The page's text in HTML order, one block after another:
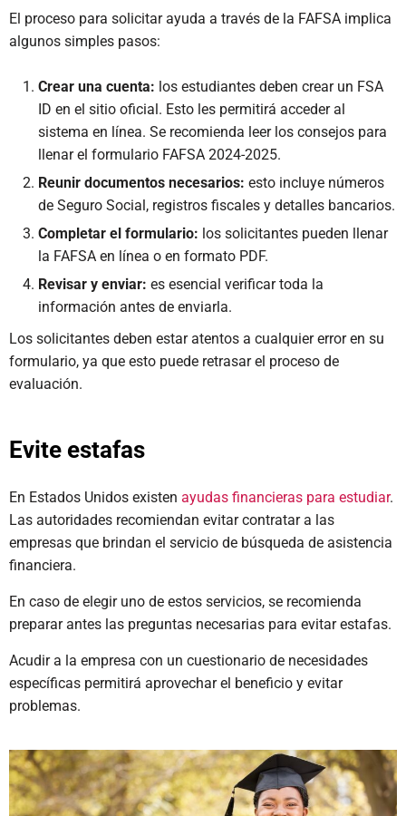
El proceso para solicitar ayuda a través de la FAFSA implica
algunos simples pasos:
Crear una cuenta: los estudiantes deben crear un FSA
ID en el sitio oficial. Esto les permitirá acceder al
sistema en línea. Se recomienda leer los consejos para
llenar el formulario FAFSA 2024-2025.
Reunir documentos necesarios: esto incluye números
de Seguro Social, registros fiscales y detalles bancarios.
Completar el formulario: los solicitantes pueden llenar
la FAFSA en línea o en formato PDF.
Revisar y enviar: es esencial verificar toda la
información antes de enviarla.
Los solicitantes deben estar atentos a cualquier error en su
formulario, ya que esto puede retrasar el proceso de
evaluación.
Evite estafas
En Estados Unidos existen ayudas financieras para estudiar.
Las autoridades recomiendan evitar contratar a las
empresas que brindan el servicio de búsqueda de asistencia
financiera.
En caso de elegir uno de estos servicios, se recomienda
preparar antes las preguntas necesarias para evitar estafas.
Acudir a la empresa con un cuestionario de necesidades
específicas permitirá aprovechar el beneficio y evitar
problemas.